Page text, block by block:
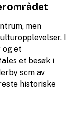
men
I
og et
et besøk i
som av
historiske